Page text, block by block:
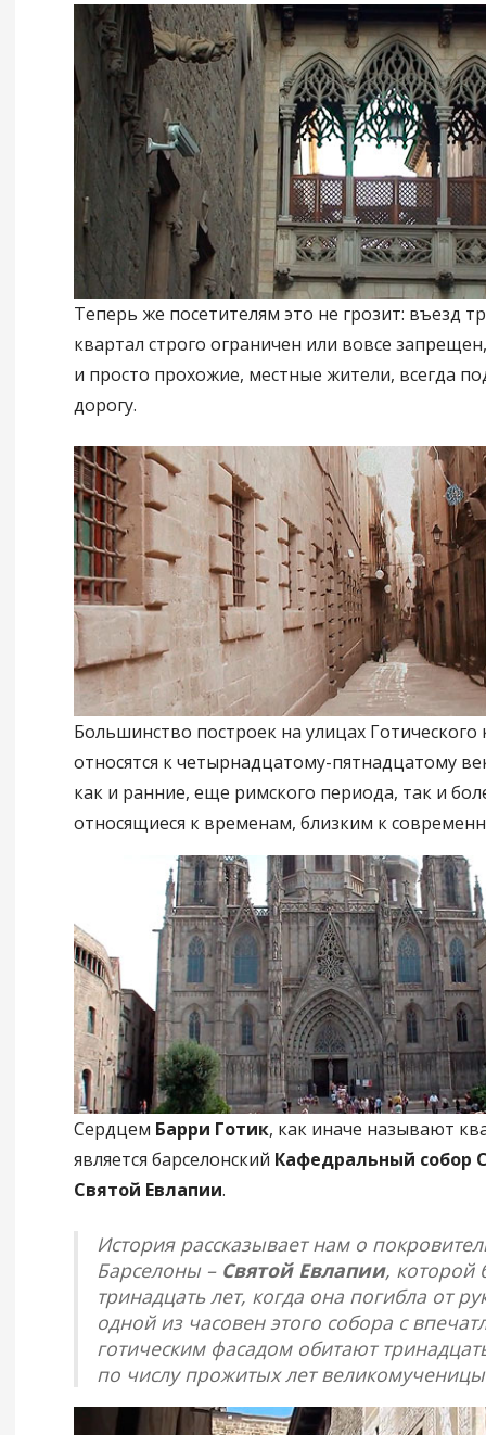
Теперь же посетителям это не грозит: въезд
квартал строго ограничен или вовсе
и просто прохожие, местные жители, всегда
дорогу.
Большинство построек на улицах Готического
относятся к четырнадцатому-пятнадцатому
как и ранние, еще римского периода, так и
относящиеся к временам, близким к
Сердцем Барри Готик, как иначе называют
является барселонский Кафедральный собор
Святой Евлапии.
История рассказывает нам о
Барселоны – Святой Евлапии, которой
тринадцать лет, когда она погибла от
одной из часовен этого собора с
готическим фасадом обитают
по числу прожитых лет